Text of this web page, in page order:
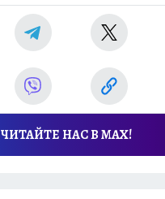
ЧИТАЙТЕ НАС В МАХ!